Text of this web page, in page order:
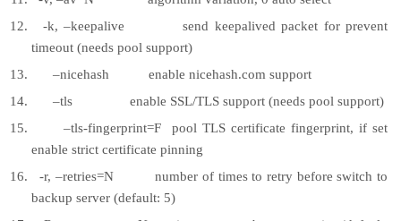
-k, –keepalive send keepalived packet for prevent
timeout (needs pool support)
–nicehash enable nicehash.com support
–tls enable SSL/TLS support (needs pool support)
–tls-fingerprint=F pool TLS certificate fingerprint, if set
enable strict certificate pinning
-r, –retries=N number of times to retry before switch to
backup server (default: 5)